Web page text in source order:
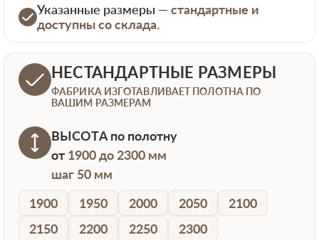
Указанные размеры —стандартные и
доступны со склада.
НЕСТАНДАРТНЫЕ РАЗМЕРЫ
ФАБРИКА ИЗГОТАВЛИВАЕТ ПОЛОТНА ПО
ВАШИМ РАЗМЕРАМ
ВЫСОТАпо полотну
от 1900 до 2300 мм
шаг 50 мм
1900
1950 2000 2050
2100
2150
2200 2250 2300